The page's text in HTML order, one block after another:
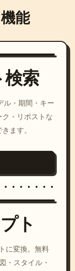
能
索
ル・期間・キー
・リポストな
ます。
sunset, neon
--v 6.0
ト
に変換。無料
・スタイル・